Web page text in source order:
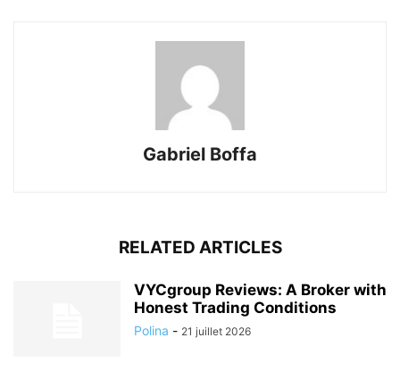
Gabriel Boffa
RELATED ARTICLES
VYCgroup Reviews: A Broker with
Honest Trading Conditions
Polina - 21 juillet 2026